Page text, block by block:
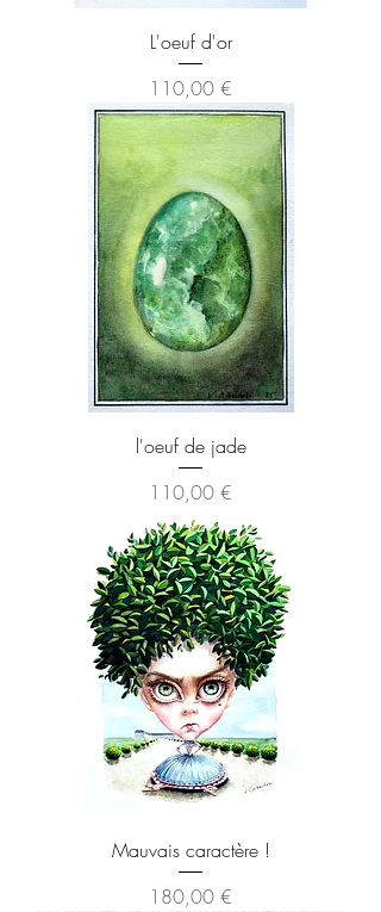
L'oeuf d'or
Preis
110,00 €
l'oeuf de jade
Preis
110,00 €
Mauvais caractère !
Preis
180,00 €